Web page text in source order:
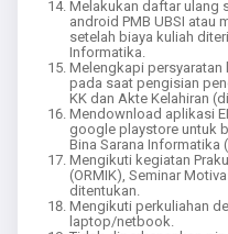
Melakukan daftar ulang
android PMB UBSI atau
setelah biaya kuliah
Informatika.
Melengkapi persyaratan
pada saat pengisian
KK dan Akte Kelahiran
Mendownload aplikasi
google playstore untuk
Bina Sarana Informatika
Mengikuti kegiatan
(ORMIK), Seminar
ditentukan.
Mengikuti perkuliahan
laptop/netbook.